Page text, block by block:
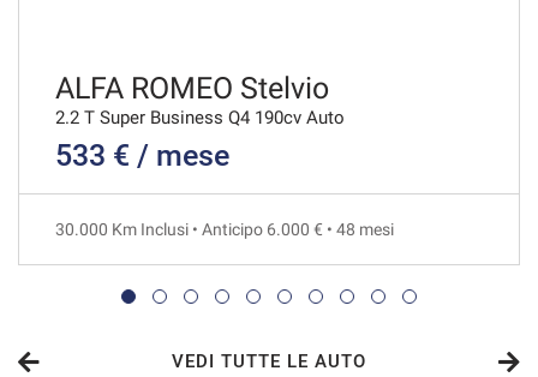
VEDI
1.022€/mese
36 Mesi
ALFA ROMEO Stelvio
2.2 T Super Business Q4 190cv Auto
533 € / mese
30.000 Km Inclusi • Anticipo 6.000 € • 48 mesi
VEDI TUTTE LE AUTO